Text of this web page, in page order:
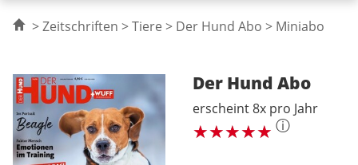
Zeitschriften Tiere Der Hund Abo Miniabo
Der Hund Abo
erscheint 8x pro Jahr
ⓘ